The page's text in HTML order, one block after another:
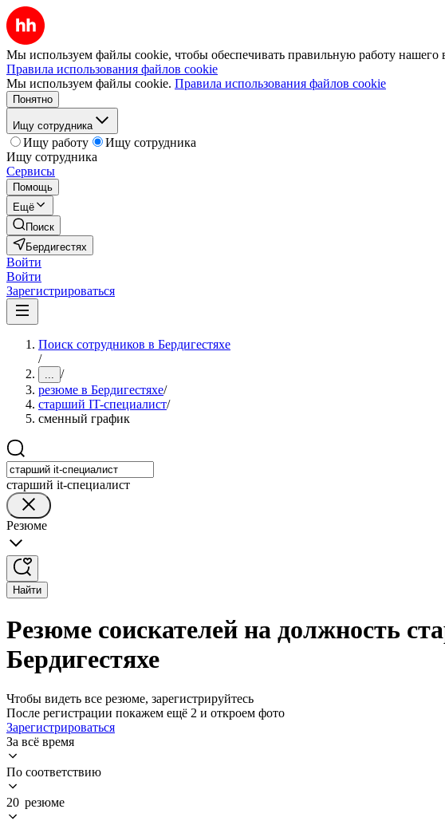
Мы используем файлы cookie, чтобы обеспечивать правильную работу нашего
Правила использования файлов cookie
Мы используем файлы cookie. Правила использования файлов cookie
Понятно
Ищу сотрудника
Ищу работу
Ищу сотрудника
Ищу сотрудника
Сервисы
Помощь
Ещё
Поиск
Бердигестях
Войти
Войти
Зарегистрироваться
Поиск сотрудников в Бердигестяхе
/
... /
резюме в Бердигестяхе/
старший IT-специалист/
сменный график
старший it-специалист
Резюме
Найти
Резюме соискателей на должность
Бердигестяхе
Чтобы видеть все резюме, зарегистрируйтесь
После регистрации покажем ещё 2 и откроем фото
Зарегистрироваться
За всё время
По соответствию
20 резюме